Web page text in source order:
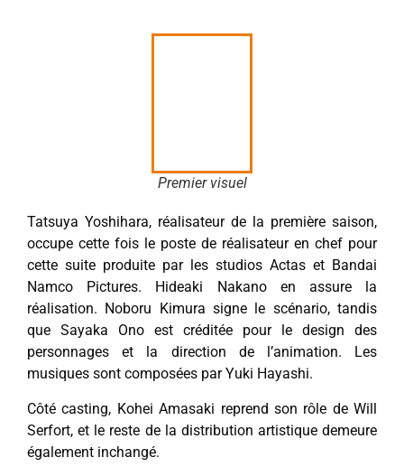
Premier visuel
Tatsuya Yoshihara, réalisateur de la première saison,
occupe cette fois le poste de réalisateur en chef pour
cette suite produite par les studios Actas et Bandai
Namco Pictures. Hideaki Nakano en assure la
réalisation. Noboru Kimura signe le scénario, tandis
que Sayaka Ono est créditée pour le design des
personnages et la direction de l’animation. Les
musiques sont composées par Yuki Hayashi.
Côté casting, Kohei Amasaki reprend son rôle de Will
Serfort, et le reste de la distribution artistique demeure
également inchangé.